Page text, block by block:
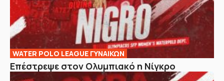
WATER POLO LEAGUE ΓΥΝΑΙΚΩΝ
Επέστρεψε στον Ολυμπιακό η Νίγκρο